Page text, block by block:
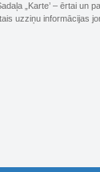
„Karte’ – ērtai un
uzziņu informācijas